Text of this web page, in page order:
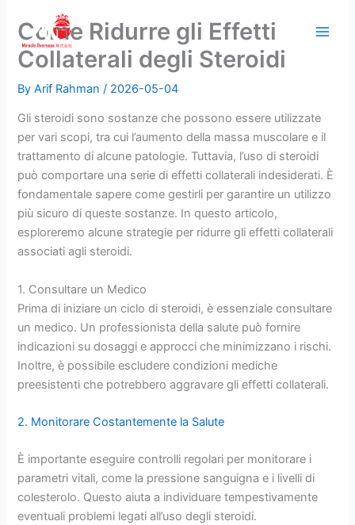
content
Come Ridurre gli Effetti
Collaterali degli Steroidi
ByArif Rahman/ 2026-05-04
Gli steroidi sono sostanze che possono essere utilizzate
per vari scopi, tra cui l’aumento della massa muscolare e il
trattamento di alcune patologie. Tuttavia, l’uso di steroidi
può comportare una serie di effetti collaterali indesiderati. È
fondamentale sapere come gestirli per garantire un utilizzo
più sicuro di queste sostanze. In questo articolo,
esploreremo alcune strategie per ridurre gli effetti collaterali
associati agli steroidi.
1. Consultare un Medico
Prima di iniziare un ciclo di steroidi, è essenziale consultare
un medico. Un professionista della salute può fornire
indicazioni su dosaggi e approcci che minimizzano i rischi.
Inoltre, è possibile escludere condizioni mediche
preesistenti che potrebbero aggravare gli effetti collaterali.
2. Monitorare Costantemente la Salute
È importante eseguire controlli regolari per monitorare i
parametri vitali, come la pressione sanguigna e i livelli di
colesterolo. Questo aiuta a individuare tempestivamente
eventuali problemi legati all’uso degli steroidi.